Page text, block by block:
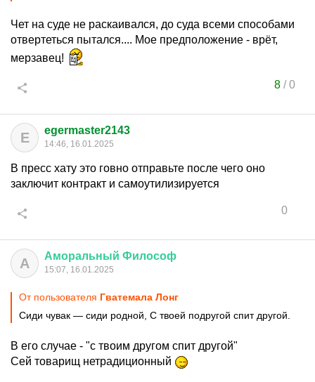
Чет на суде не раскаивался, до суда всеми способами
отвертеться пытался.... Мое предположение - врёт,
мерзавец!
8/0
E egermaster2143
14:46, 16.01.2025
В пресс хату это говно отправьте после чего оно
заключит контракт и самоутилизируется
0
А Аморальный Философ
15:07, 16.01.2025
От пользователя Гватемала Лонг
Сиди чувак — сиди родной, С твоей подругой спит другой.
В его случае - "с твоим другом спит другой"
Сей товарищ нетрадиционный